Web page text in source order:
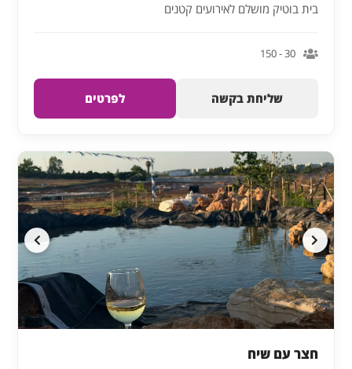
בית בוטיק מושלם לאירועים קטנים
30 - 150
שליחת בקשה לפרטים
חצר עם שיח